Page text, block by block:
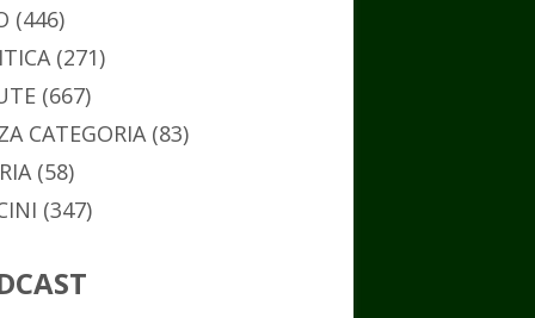
(446)
(271)
(667)
CATEGORIA(83)
(58)
(347)